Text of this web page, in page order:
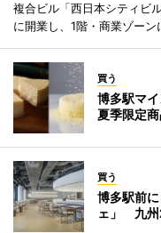
複合ビル「西日本シティビ
に開業し、1階・商業ゾーン
買う
博多駅マ
夏季限定
買う
博多駅前
ェ」 九州